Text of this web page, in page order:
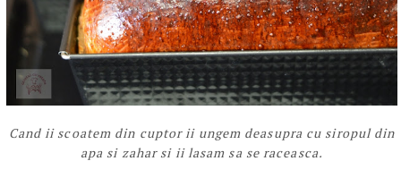
Cand ii scoatem din cuptor ii ungem deasupra cu siropul din
apa si zahar si ii lasam sa se raceasca.